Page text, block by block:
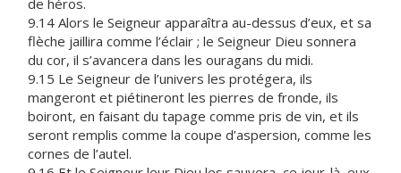
de héros.
9.14 Alors le Seigneur apparaîtra au-dessus d’eux, et sa
flèche jaillira comme l’éclair ; le Seigneur Dieu sonnera
du cor, il s’avancera dans les ouragans du midi.
9.15 Le Seigneur de l’univers les protégera, ils
mangeront et piétineront les pierres de fronde, ils
boiront, en faisant du tapage comme pris de vin, et ils
seront remplis comme la coupe d’aspersion, comme les
cornes de l’autel.